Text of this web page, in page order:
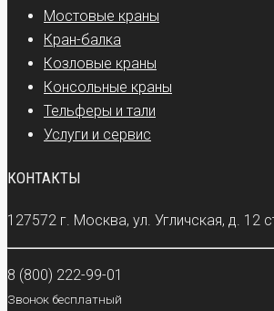
Мостовые краны
Кран-балка
Козловые краны
Консольные краны
Тельферы и тали
Услуги и сервис
КОНТАКТЫ
127572 г. Москва, ул. Угличская, д. 12
8 (800) 222-99-01
Звонок бесплатный